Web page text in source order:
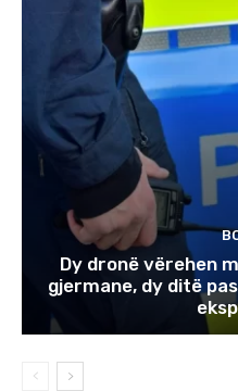
Dy dronë vërehen
gjermane, dy ditë